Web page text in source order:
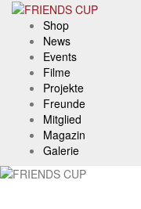
Skip
content
Shop
News
Events
Filme
Projekte
Freunde
Mitglied
Magazin
Galerie